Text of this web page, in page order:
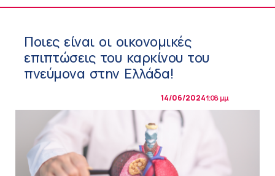
Ποιες είναι οι οικονομικές
επιπτώσεις του καρκίνου του
πνεύμονα στην Ελλάδα!
14/06/20241:08 μμ